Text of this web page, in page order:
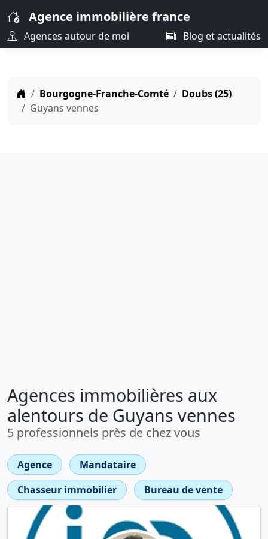
Agence immobilière france
Agences autour de moi Blog et actualités
Bourgogne-Franche-Comté
Doubs (25)
Guyans vennes
Agences immobilières aux
alentours de Guyans vennes
5 professionnels près de chez vous
Agence
Mandataire
Chasseur immobilier
Bureau de vente